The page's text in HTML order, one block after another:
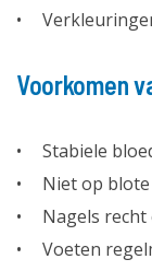
Voorkomen
Stabiele
Niet op
Nagels
Voeten